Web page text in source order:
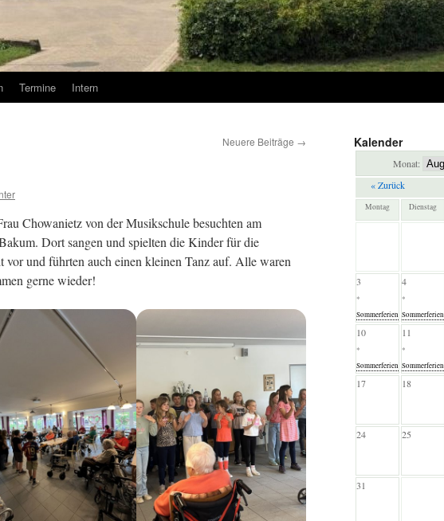
Termine Intern
Neuere Beiträge →
Chowanietz von der Musikschule besuchten am
Dort sangen und spielten die Kinder für die
vor und führten auch einen kleinen Tanz auf. Alle waren
gerne wieder!
Kalender
Monat:
« Zurück
Montag Dienstag
3
*
Sommerferien
4
*
Sommerferien
10
*
Sommerferien
11
*
Sommerferien
17 18
24 25
31